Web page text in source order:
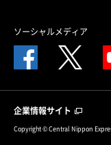
ソーシャルメディア
企業情報サイト
Copyright © Central Nippon